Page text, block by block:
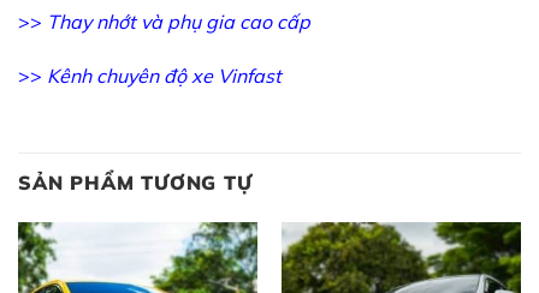
>> Thay nhớt và phụ gia cao cấp
>> Kênh chuyên độ xe Vinfast
SẢN PHẨM TƯƠNG TỰ